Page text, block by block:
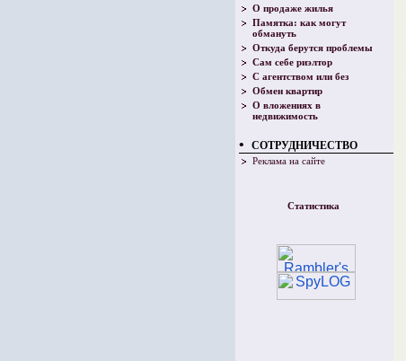
О продаже жилья
Памятка: как могут
обмануть
Откуда берутся проблемы
Сам себе риэлтор
С агентством или без
Обмен квартир
О вложениях в
недвижимость
• СОТРУДНИЧЕСТВО
Реклама на сайте
Статистика